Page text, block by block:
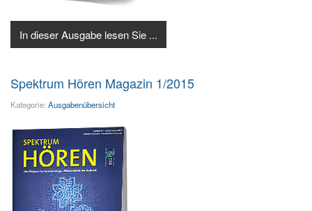
In dieser Ausgabe lesen Sie ...
Spektrum Hören Magazin 1/2015
Kategorie: Ausgabenübersicht